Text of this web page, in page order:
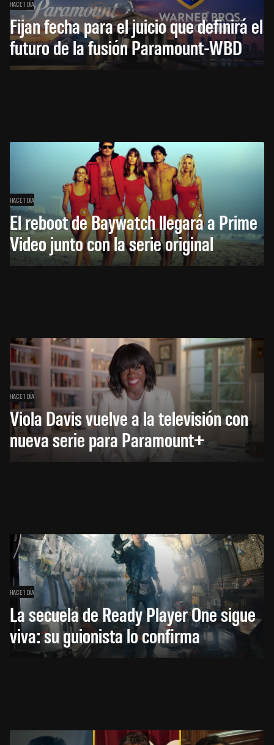
HACE 1 DÍA
Fijan fecha para el juicio que definirá el
futuro de la fusión Paramount-WBD
HACE 1 DÍA
El reboot de Baywatch llegará a Prime
Video junto con la serie original
HACE 1 DÍA
Viola Davis vuelve a la televisión con
nueva serie para Paramount+
HACE 1 DÍA
La secuela de Ready Player One sigue
viva: su guionista lo confirma